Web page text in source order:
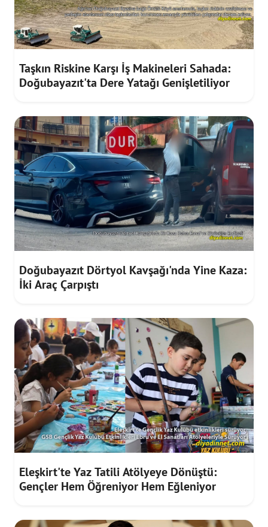
Taşkın Riskine Karşı İş Makineleri Sahada:
Doğubayazıt'ta Dere Yatağı Genişletiliyor
Doğubayazıt Dörtyol Kavşağı'nda Yine Kaza:
İki Araç Çarpıştı
Eleşkirt'te Yaz Tatili Atölyeye Dönüştü:
Gençler Hem Öğreniyor Hem Eğleniyor